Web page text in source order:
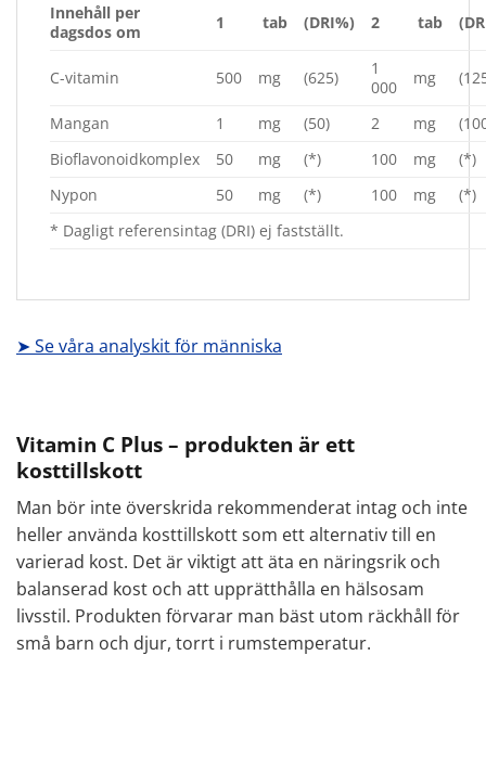
Innehåll per
dagsdos om
1 tab (DRI%) 2 tab
C-vitamin 500 mg (625)
1
000
mg
Mangan 1 mg (50) 2 mg
Bioflavonoidkomplex
50 mg (*) 100 mg
(*)
Nypon
50 mg (*) 100 mg
(*)
* Dagligt referensintag (DRI) ej fastställt.
➤ Se våra analyskit för människa
Vitamin C Plus – produkten är ett
kosttillskott
Man bör inte överskrida rekommenderat intag och inte
heller använda kosttillskott som ett alternativ till en
varierad kost. Det är viktigt att äta en näringsrik och
balanserad kost och att upprätthålla en hälsosam
livsstil. Produkten förvarar man bäst utom räckhåll för
små barn och djur, torrt i rumstemperatur.